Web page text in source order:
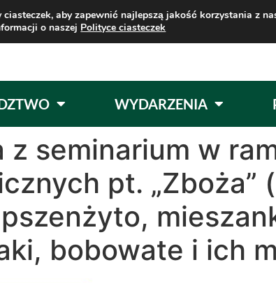
WYDARZENIA
z seminarium w
pt.
bobowate i ich
ciasteczek, aby zapewnić najlepszą jakość korzystania z
o naszej Polityce ciasteczek